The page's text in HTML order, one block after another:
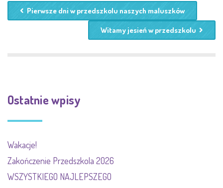
Pierwsze dni w przedszkolu naszych maluszków
Witamy jesień w przedszkolu
Ostatnie wpisy
Wakacje!
Zakończenie Przedszkola 2026
WSZYSTKIEGO NAJLEPSZEGO